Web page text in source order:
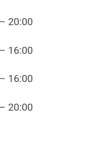
20:00
16:00
16:00
20:00